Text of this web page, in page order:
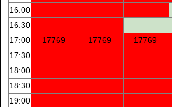
16:00
16:30
17:00
17769 17769 17769
17:30
18:00
18:30
19:00